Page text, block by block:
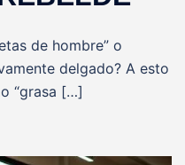
de hombre” o
delgado? A esto
“grasa […]